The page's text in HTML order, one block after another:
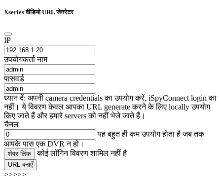
Xseries वीडियो URL जेनरेटर
IP
उपयोगकर्ता नाम
पासवर्ड
ध्यान दें: अपनी camera credentials का उपयोग करें, iSpyConnect login का
नहीं। ये विवरण केवल आपका URL generate करने के लिए locally उपयोग
किए जाते हैं और हमारे servers को नहीं भेजे जाते हैं।
चैनल
यह बहुत ही कम उपयोग होता है जब तक
आपके पास एक DVR न हो।
शेयर लिंक कोई लॉगिन विवरण शामिल नहीं है
URL बनाएँ
>>>>>